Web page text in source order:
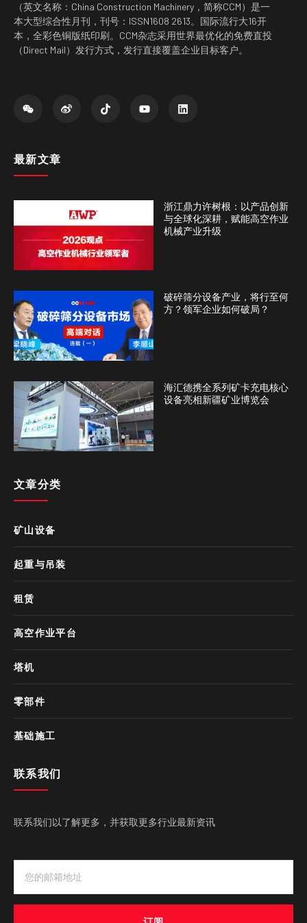
（英文名称：China Construction Machinery，简称CCM）是一
本大型综合性月刊，刊号：ISSN1608 2613。国际流行大16开
本，全彩色铜版纸印刷。CCM杂志采用世界最优化的免费直投
（Direct Mail）发行方式，发行直接覆盖企业目标客户。
最新文章
浙江鼎力许树根：以产品创新
与全球化深耕，赋能高空作业
机械产业升级
破碎筛分设备产业，将行至何
方？领军企业如何破局？
海汇德携全系列矿卡充电核心
设备亮相新疆矿业博览会
文章分类
矿山设备
起重与吊装
租赁
高空作业平台
塔机
零部件
基础施工
联系我们
联系我们以了解更多，并获取更多行业最新资讯